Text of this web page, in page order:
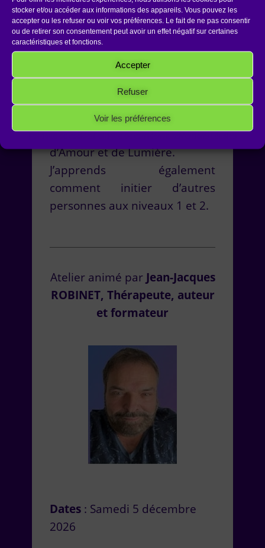
stocker et/ou accéder aux informations des appareils. Vous pouvez les
accepter ou les refuser ou voir vos préférences. Le fait de ne pas consentir
ou de retirer son consentement peut avoir un effet négatif sur certaines
caractéristiques et fonctions.
Accepter
Refuser
Voir les préférences
capable d’améliorer encore
plus intensément ma santé et
celle de ceux qui acceptent de
recevoir cette énergie.
Durant l’initiation de REIKI de
niveau 3, mon canal s’ouvre
davantage à cette énergie
d’Amour et de Lumière.
J’apprends également
comment initier d’autres
personnes aux niveaux 1 et 2.
Atelier animé parJean-Jacques
ROBINET, Thérapeute, auteur
et formateur
Dates : Samedi 5 décembre
2026